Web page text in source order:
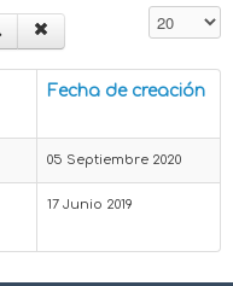
Fecha de creación
05 Septiembre 2020
17 Junio 2019